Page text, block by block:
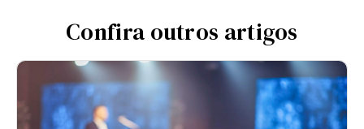
Confira outros artigos